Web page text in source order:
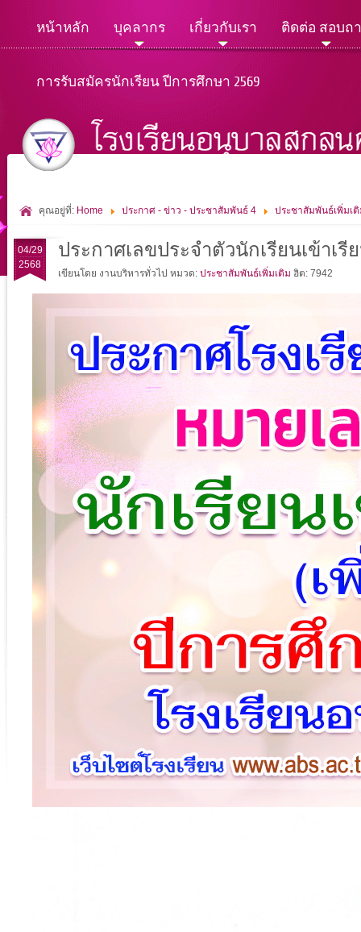
หน้าหลัก บุคลากร เกี่ยวกับเรา ติดต่อ สอบถ
การรับสมัครนักเรียน ปีการศึกษา 2569
คุณอยู่ที่: Home ประกาศ - ข่าว - ประชาสัมพันธ์ 4 ประชาสัมพันธ์เพิ่มเ
04/29
2568
ประกาศเลขประจำตัวนักเรียนเข้าเรี
เขียนโดย งานบริหารทั่วไป หมวด: ประชาสัมพันธ์เพิ่มเติม ฮิต: 7942